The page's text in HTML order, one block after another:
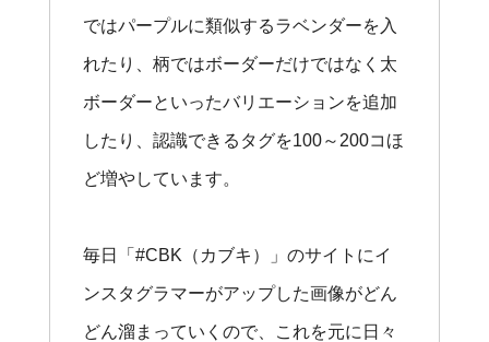
ではパープルに類似するラベンダーを入
れたり、柄ではボーダーだけではなく太
ボーダーといったバリエーションを追加
したり、認識できるタグを100～200コほ
ど増やしています。
毎日「#CBK（カブキ）」のサイトにイ
ンスタグラマーがアップした画像がどん
どん溜まっていくので、これを元に日々